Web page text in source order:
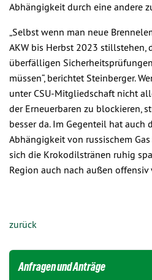
Abhängigkeit durch eine andere
„Selbst wenn man neue
AKW bis Herbst 2023 stillstehen,
überfälligen
müssen“, berichtet Steinberger.
unter CSU-Mitgliedschaft nicht
der Erneuerbaren zu blockieren,
besser da. Im Gegenteil hat auch
Abhängigkeit von russischem
sich die Krokodilstränen ruhig
Region auch nach außen offensiv
zurück
Anfragen und Anträge